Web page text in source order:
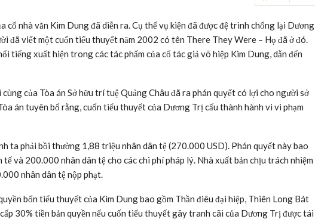
cố nhà văn Kim Dung đã diễn ra. Cụ thể vụ kiện đã được đệ trình chống lại Dương
đã viết một cuốn tiểu thuyết năm 2002 có tên There They Were – Họ đã ở đó.
tiếng xuất hiện trong các tác phẩm của cố tác giả võ hiệp Kim Dung, dẫn đến
của Tòa án Sở hữu trí tuệ Quảng Châu đã ra phán quyết có lợi cho người sở
án tuyên bố rằng, cuốn tiểu thuyết của Dương Trị cấu thành hành vi vi phạm
ta phải bồi thường 1,88 triệu nhân dân tệ (270.000 USD). Phán quyết này bao
và 200.000 nhân dân tệ cho các chi phí pháp lý. Nhà xuất bản chịu trách nhiệm
nhân dân tệ nộp phạt.
bốn tiểu thuyết của Kim Dung bao gồm Thần điêu đại hiệp, Thiên Long Bát
30% tiền bản quyền nếu cuốn tiểu thuyết gây tranh cãi của Dương Trị được tái